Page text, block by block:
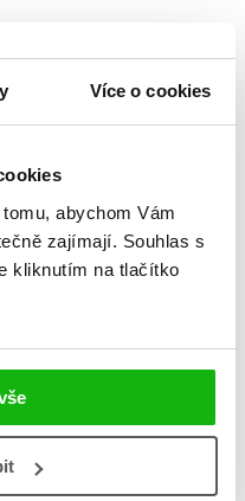
Více o cookies
abychom Vám
zajímají. Souhlas s
kliknutím na tlačítko
mm
kg
patrola